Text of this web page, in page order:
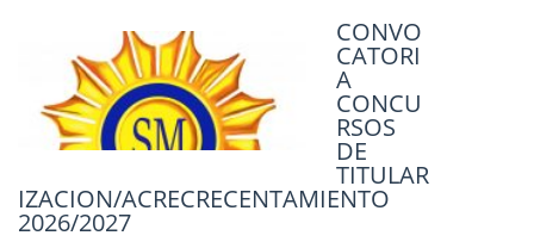
CONVO
CATORI
A
CONCU
RSOS
DE
TITULAR
IZACION/ACRECRECENTAMIENTO
2026/2027
ACTO
PÚBLIC
O